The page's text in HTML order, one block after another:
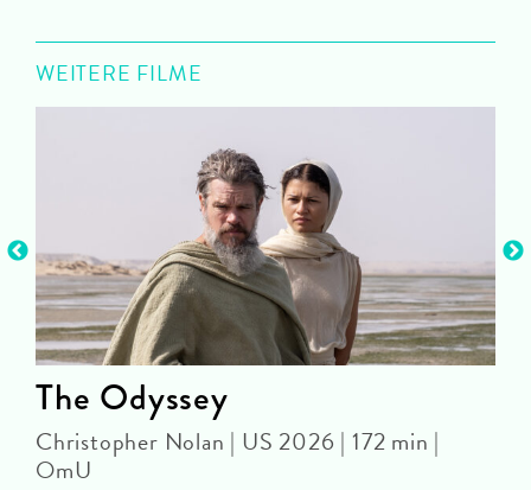
WEITERE FILME
The Odyssey
Christopher Nolan | US 2026 | 172 min |
OmU